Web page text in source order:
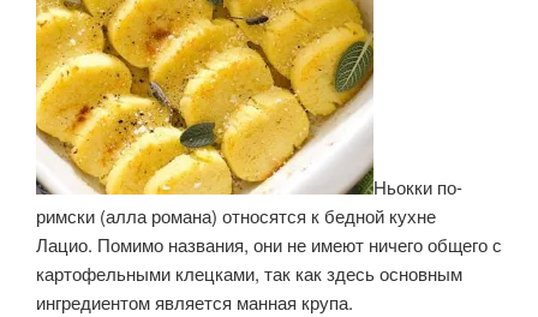
Ньокки по-
римски (алла романа) относятся к бедной кухне
Лацио. Помимо названия, они не имеют ничего общего с
картофельными клецками, так как здесь основным
ингредиентом является манная крупа.